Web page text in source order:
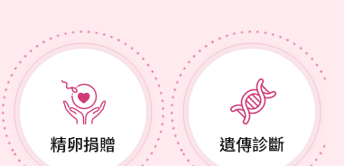
精卵捐贈 遺傳診斷